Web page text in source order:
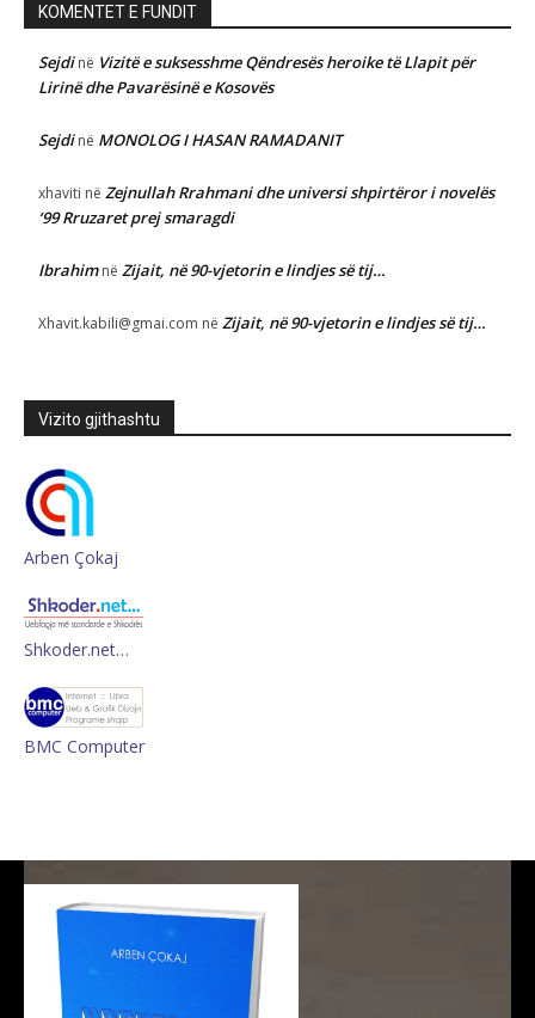
KOMENTET E FUNDIT
Sejdinë Vizitë e suksesshme Qëndresës heroike të Llapit për
Lirinë dhe Pavarësinë e Kosovës
Sejdinë MONOLOG I HASAN RAMADANIT
xhaviti në Zejnullah Rrahmani dhe universi shpirtëror i novelës
‘99 Rruzaret prej smaragdi
Ibrahimnë Zijait, në 90-vjetorin e lindjes së tij…
Xhavit.kabili@gmai.com në Zijait, në 90-vjetorin e lindjes së tij…
Vizito gjithashtu
Arben Çokaj
Shkoder.net…
BMC Computer